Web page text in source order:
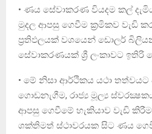
• ණය සේවාකරණ වියදම කල්
මුදල ආපසු ගෙවීම ක්‍රමිකව වැඩි
ප්‍රතිඵලයක් වශයෙන් ඩොලර්
සේවාකරණයක් ශ්‍රී ලංකාවට ඉතිරි
• මේ නිසා ආර්ථිකය යථා තත්වයට
ගොඩනැගීම, රාජ්‍ය මූල්‍ය
ආපසු ගෙවීමේ හැකියාව වැඩි
ශක්තිමත් ස්ථාවරයක සිට ණය